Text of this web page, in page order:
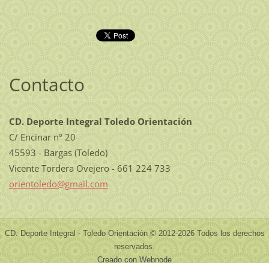
Contacto
CD. Deporte Integral Toledo Orientación
C/ Encinar nº 20
45593 - Bargas (Toledo)
Vicente Tordera Ovejero - 661 224 733
orientoledo@gmail.com
CD. Deporte Integral - Toledo Orientación © 2012-2026 Todos los derechos
reservados.
Creado con Webnode